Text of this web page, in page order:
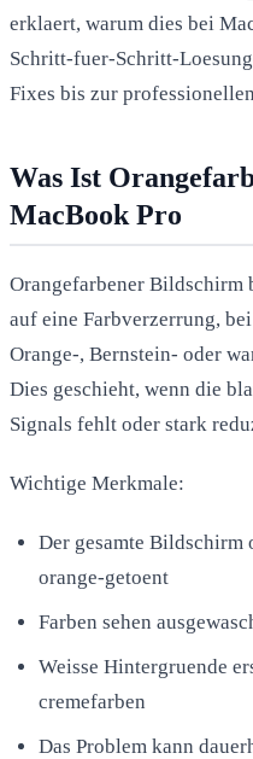
erklaert, warum dies bei
Schritt-fuer-Schritt-
Fixes bis zur
Was Ist
MacBook Pro
Orangefarbener Bildschirm
auf eine Farbverzerrung,
Orange-, Bernstein- oder
Dies geschieht, wenn die
Signals fehlt oder stark
Wichtige Merkmale:
Der gesamte Bildschirm
orange-getoent
Farben sehen
Weisse Hintergruende
cremefarben
Das Problem kann